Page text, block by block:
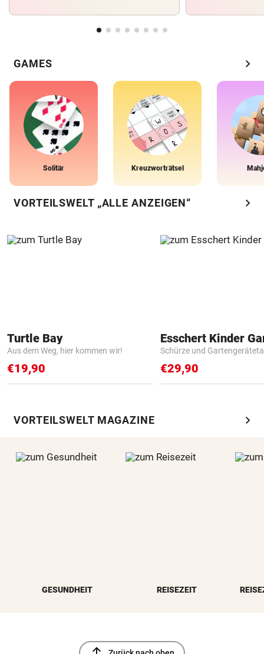
GAMES chevron_right
Solitär Kreuzworträtsel
VORTEILSWELT „ALLE ANZEIGEN“ chevron_right
Turtle Bay
Aus dem Weg, hier kommen wir!
€19,90
Schürze und
€29,90
VORTEILSWELT MAGAZINE chevron_right
GESUNDHEIT REISEZEIT